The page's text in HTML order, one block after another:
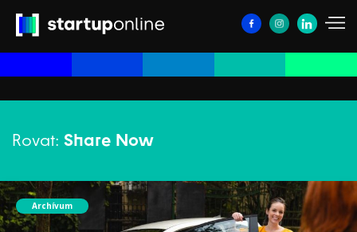
Rovat: Share Now
Archívum